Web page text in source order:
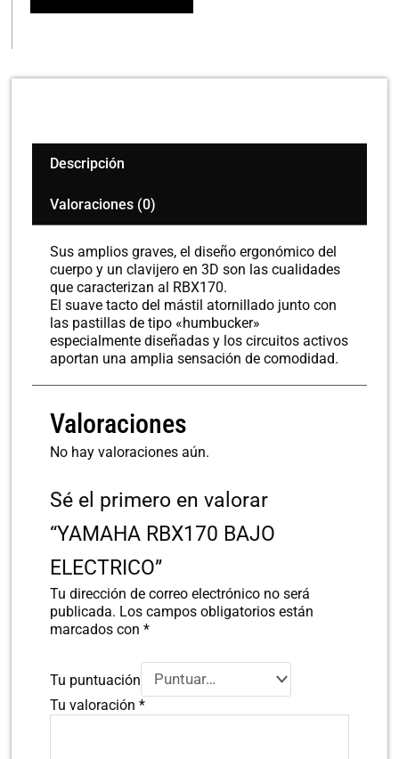
Descripción
Valoraciones (0)
Sus amplios graves, el diseño ergonómico del
cuerpo y un clavijero en 3D son las cualidades
que caracterizan al RBX170.
El suave tacto del mástil atornillado junto con
las pastillas de tipo «humbucker»
especialmente diseñadas y los circuitos activos
aportan una amplia sensación de comodidad.
Valoraciones
No hay valoraciones aún.
Sé el primero en valorar
“YAMAHA RBX170 BAJO
ELECTRICO”
Tu dirección de correo electrónico no será
publicada. Los campos obligatorios están
marcados con*
Tu puntuación
Tu valoración*